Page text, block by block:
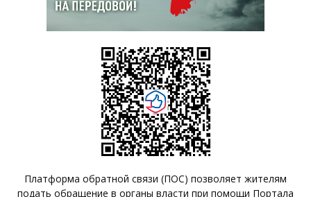
Платформа обратной связи (ПОС) позволяет жителям
подать обращение в органы власти при помощи Портала